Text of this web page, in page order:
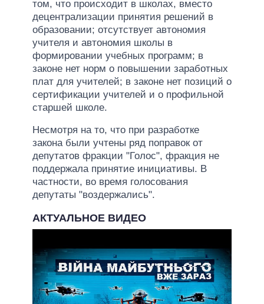
том, что происходит в школах, вместо
децентрализации принятия решений в
образовании; отсутствует автономия
учителя и автономия школы в
формировании учебных программ; в
законе нет норм о повышении заработных
плат для учителей; в законе нет позиций о
сертификации учителей и о профильной
старшей школе.
Несмотря на то, что при разработке
закона были учтены ряд поправок от
депутатов фракции "Голос", фракция не
поддержала принятие инициативы. В
частности, во время голосования
депутаты "воздержались".
АКТУАЛЬНОЕ ВИДЕО